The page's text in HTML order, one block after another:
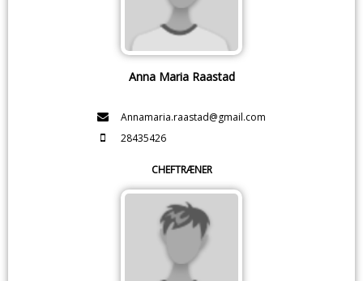
Anna Maria Raastad
Annamaria.raastad@gmail.com
28435426
CHEFTRÆNER